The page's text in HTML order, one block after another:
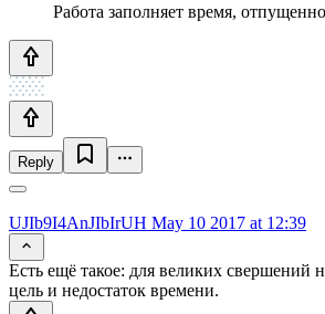
Работа заполняет время,
Reply
UJIb9I4AnJIbIrUH May 10 2017 at 12:39
Есть ещё такое: для великих
цель и недостаток времени.